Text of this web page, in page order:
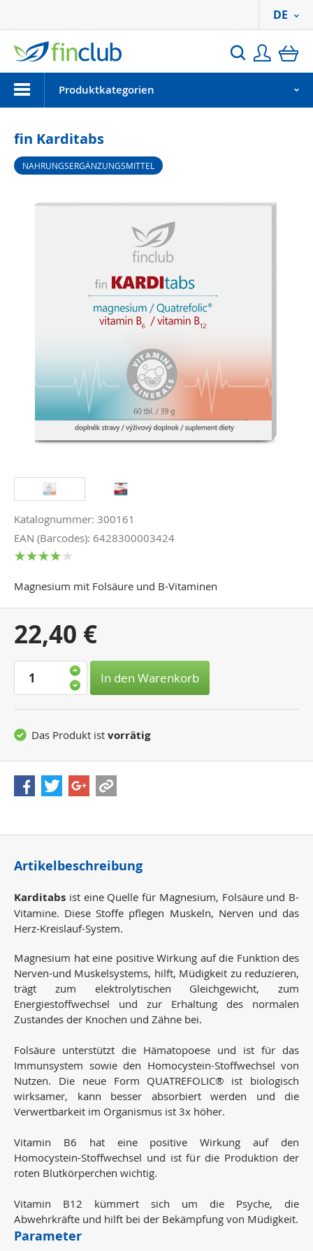
Suchen
DE
MenuProduktkategorien
fin Karditabs
NAHRUNGSERGÄNZUNGSMITTEL
Katalognummer: 300161
EAN (Barcodes): 6428300003424
Magnesium mit Folsäure und B-Vitaminen
Ihr
Preis:
22,40 €
In den Warenkorb
Das Produkt ist vorrätig
Artikelbeschreibung
Karditabs ist eine Quelle für Magnesium, Folsäure und B-
Vitamine. Diese Stoffe pflegen Muskeln, Nerven und das
Herz-Kreislauf-System.
Magnesium hat eine positive Wirkung auf die Funktion des
Nerven-und Muskelsystems, hilft, Müdigkeit zu reduzieren,
trägt zum elektrolytischen Gleichgewicht, zum
Energiestoffwechsel und zur Erhaltung des normalen
Zustandes der Knochen und Zähne bei.
Folsäure unterstützt die Hämatopoese und ist für das
Immunsystem sowie den Homocystein-Stoffwechsel von
Nutzen. Die neue Form QUATREFOLIC® ist biologisch
wirksamer, kann besser absorbiert werden und die
Verwertbarkeit im Organismus ist 3x höher.
Vitamin B6
hat eine positive Wirkung auf den
Homocystein-Stoffwechsel und ist für die Produktion der
roten Blutkörperchen wichtig.
Vitamin B12 kümmert sich um die Psyche, die
Abwehrkräfte und hilft bei der Bekämpfung von Müdigkeit.
Parameter